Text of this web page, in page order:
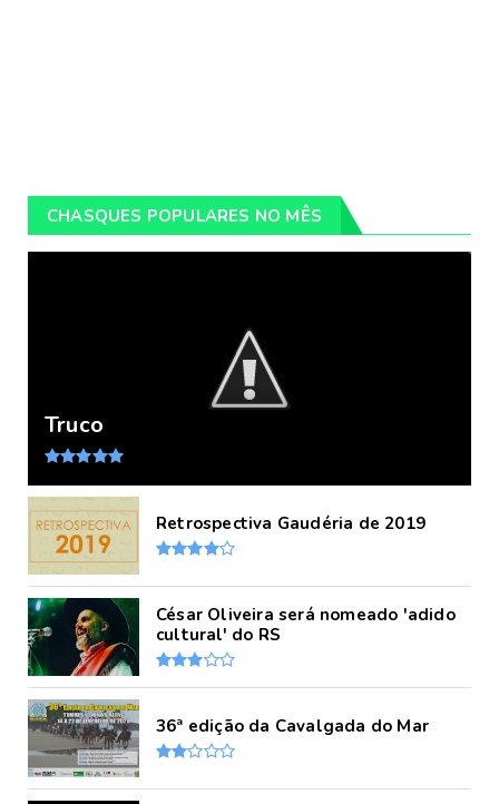
CHASQUES POPULARES NO MÊS
Truco
Retrospectiva Gaudéria de 2019
César Oliveira será nomeado 'adido
cultural' do RS
36ª edição da Cavalgada do Mar